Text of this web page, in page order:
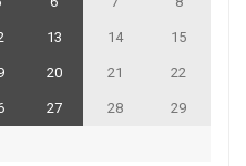
13 14 15
20 21 22
27 28 29